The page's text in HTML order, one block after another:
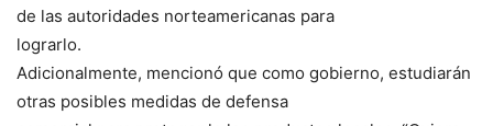
de las autoridades norteamericanas para
lograrlo.
Adicionalmente, mencionó que como gobierno, estudiarán
otras posibles medidas de defensa